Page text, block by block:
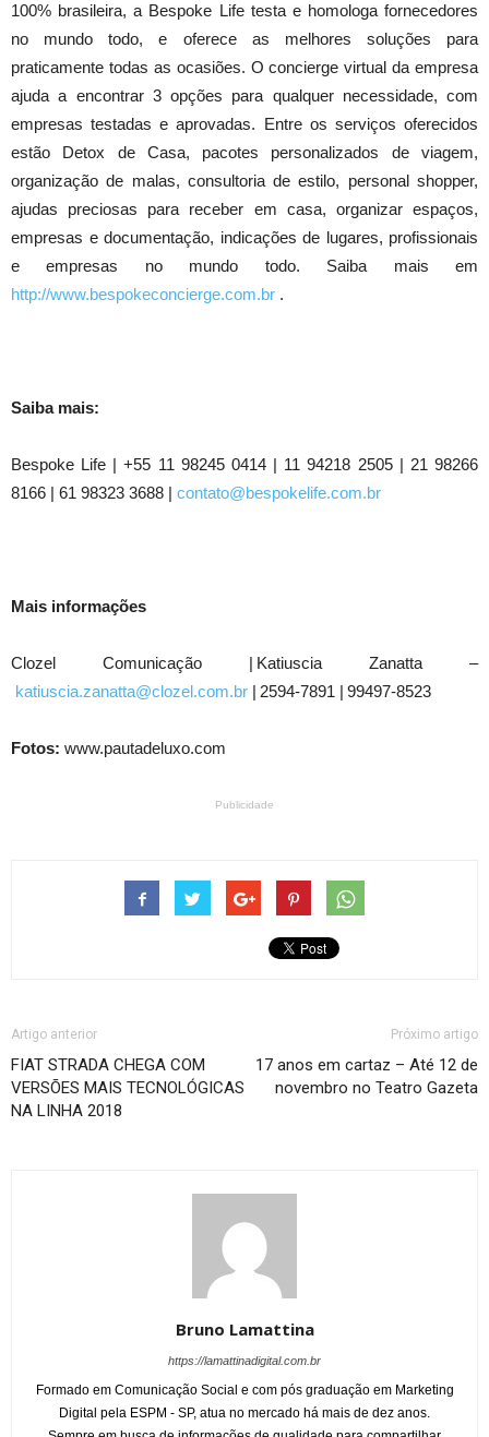
100% brasileira, a Bespoke Life testa e homologa fornecedores
no mundo todo, e oferece as melhores soluções para
praticamente todas as ocasiões. O concierge virtual da empresa
ajuda a encontrar 3 opções para qualquer necessidade, com
empresas testadas e aprovadas. Entre os serviços oferecidos
estão Detox de Casa, pacotes personalizados de viagem,
organização de malas, consultoria de estilo, personal shopper,
ajudas preciosas para receber em casa, organizar espaços,
empresas e documentação, indicações de lugares, profissionais
e empresas no mundo todo. Saiba mais em
http://www.bespokeconcierge.com.br .
Saiba mais:
Bespoke Life | +55 11 98245 0414 | 11 94218 2505 | 21 98266
8166 | 61 98323 3688 | contato@bespokelife.com.br
Mais informações
Clozel Comunicação | Katiuscia Zanatta –
katiuscia.zanatta@clozel.com.br | 2594-7891 | 99497-8523
Fotos: www.pautadeluxo.com
Publicidade
Artigo anterior
FIAT STRADA CHEGA COM
VERSÕES MAIS TECNOLÓGICAS
NA LINHA 2018
Próximo artigo
17 anos em cartaz – Até 12 de
novembro no Teatro Gazeta
Bruno Lamattina
https://lamattinadigital.com.br
Formado em Comunicação Social e com pós graduação em Marketing
Digital pela ESPM - SP, atua no mercado há mais de dez anos.